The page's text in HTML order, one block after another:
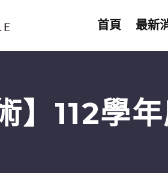
首頁 最新
】112學